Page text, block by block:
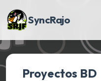
SyncRajo
Proyectos BD